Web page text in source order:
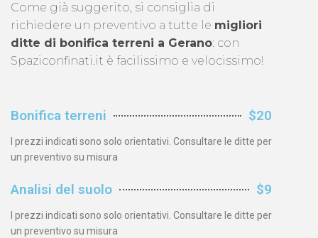
Come già suggerito, si consiglia di
richiedere un preventivo a tutte le migliori
ditte di bonifica terreni a Gerano: con
Spaziconfinati.it è facilissimo e velocissimo!
Bonifica terreni $20
I prezzi indicati sono solo orientativi. Consultare le ditte per
un preventivo su misura
Analisi del suolo $9
I prezzi indicati sono solo orientativi. Consultare le ditte per
un preventivo su misura